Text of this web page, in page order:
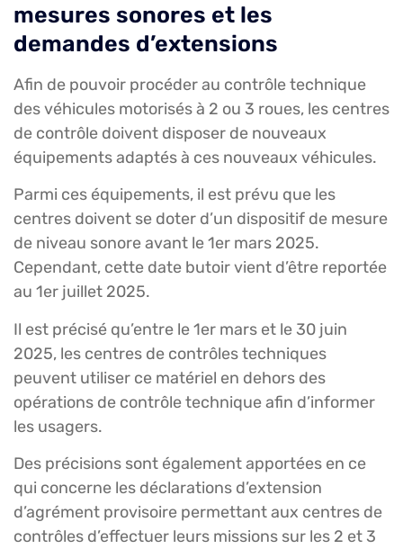
mesures sonores et les
demandes d’extensions
Afin de pouvoir procéder au contrôle technique
des véhicules motorisés à 2 ou 3 roues, les centres
de contrôle doivent disposer de nouveaux
équipements adaptés à ces nouveaux véhicules.
Parmi ces équipements, il est prévu que les
centres doivent se doter d’un dispositif de mesure
de niveau sonore avant le 1er mars 2025.
Cependant, cette date butoir vient d’être reportée
au 1er juillet 2025.
Il est précisé qu’entre le 1er mars et le 30 juin
2025, les centres de contrôles techniques
peuvent utiliser ce matériel en dehors des
opérations de contrôle technique afin d’informer
les usagers.
Des précisions sont également apportées en ce
qui concerne les déclarations d’extension
d’agrément provisoire permettant aux centres de
contrôles d’effectuer leurs missions sur les 2 et 3